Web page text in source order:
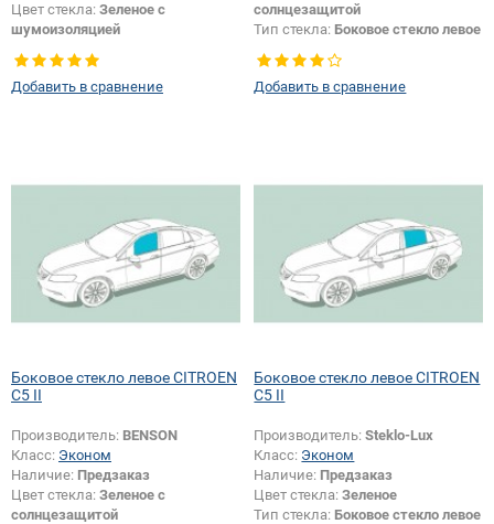
Цвет стекла: Зеленое с
шумоизоляцией
Тип стекла: Боковое стекло левое
Добавить в сравнение
солнцезащитой
Тип стекла: Боковое стекло левое
Добавить в сравнение
Боковое стекло левое CITROEN
C5 II
Производитель: BENSON
Класс: Эконом
Наличие: Предзаказ
Цвет стекла: Зеленое с
солнцезащитой
Боковое стекло левое CITROEN
C5 II
Производитель:Steklo-Lux
Класс: Эконом
Наличие: Предзаказ
Цвет стекла:Зеленое
Тип стекла: Боковое стекло левое